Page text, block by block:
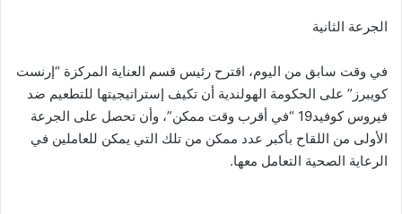
الجرعة الثانية
في وقت سابق من اليوم، اقترح رئيس قسم العناية المركزة “إرنست
كويبرز” على الحكومة الهولندية أن تكيف إستراتيجيتها للتطعيم ضد
فيروس كوفيد19 “في أقرب وقت ممكن”، وأن تحصل على الجرعة
الأولى من اللقاح بأكبر عدد ممكن من تلك التي يمكن للعاملين في
الرعاية الصحية التعامل معها.